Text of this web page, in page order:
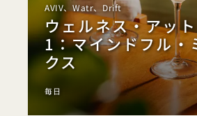
AVIV、Watr、Drift
ウェルネス・アッ
1：マインドフル・
クス
毎日